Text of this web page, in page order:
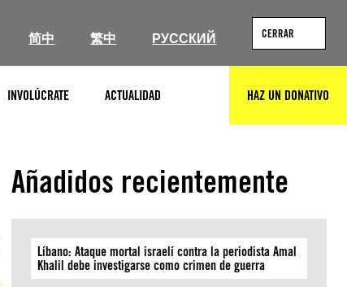
简中 繁中 РУССКИЙ CERRAR
INVOLÚCRATE ACTUALIDAD HAZ UN DONATIVO
Añadidos recientemente
Líbano: Ataque mortal israelí contra la periodista Amal
Khalil debe investigarse como crimen de guerra